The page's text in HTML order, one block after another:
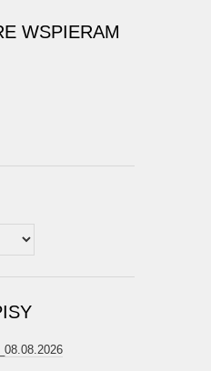
WSPIERAM